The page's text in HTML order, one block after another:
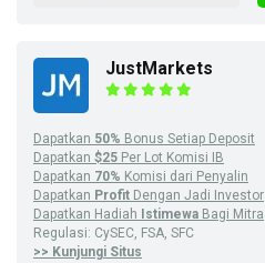
JustMarkets
Dapatkan 50% Bonus Setiap Deposit
Dapatkan $25 Per Lot Komisi IB
Dapatkan 70% Komisi dari Penyalin
Dapatkan Profit Dengan Jadi Investor
Dapatkan Hadiah Istimewa Bagi Mitra
Regulasi: CySEC, FSA, SFC
>> Kunjungi Situs